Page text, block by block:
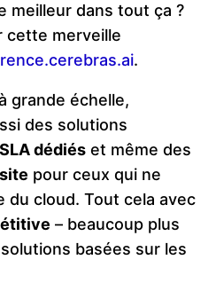
meilleur dans tout ça ?
cette merveille
.
grande échelle,
des solutions
SLA dédiés et même des
pour ceux qui ne
du cloud. Tout cela avec
– beaucoup plus
basées sur les